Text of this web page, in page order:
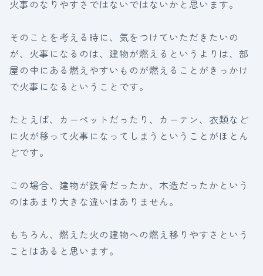
火事のなりやすさではないではないかと思います。
そのことを考える時に、気をつけていただきたいの
が、火事になるのは、建物が燃えるというよりは、部
屋の中にある燃えやすいものが燃えることがきっかけ
で火事になるということです。
たとえば、カーペットだったり、カーテン、衣類など
に火が移って火事になってしまうということがほとん
どです。
この場合、建物が鉄骨だったか、木造だったかという
のはあまり大きな違いはありません。
もちろん、燃えた火の建物への燃え移りやすさという
ことはあると思います。